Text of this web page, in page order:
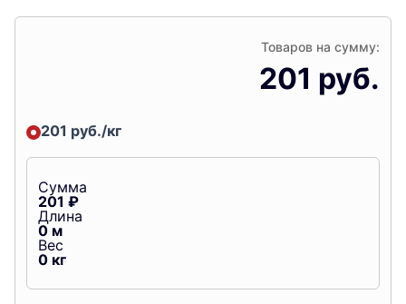
Товаров на сумму:
201 руб.
201 руб./кг
Сумма
201 ₽
Длина
0м
Вес
0 кг